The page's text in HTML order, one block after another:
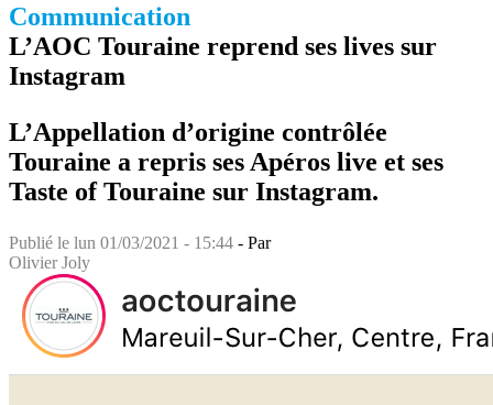
Communication
L’AOC Touraine reprend ses lives sur
Instagram
L’Appellation d’origine contrôlée
Touraine a repris ses Apéros live et ses
Taste of Touraine sur Instagram.
Publié le lun 01/03/2021 - 15:44 - Par
Olivier Joly